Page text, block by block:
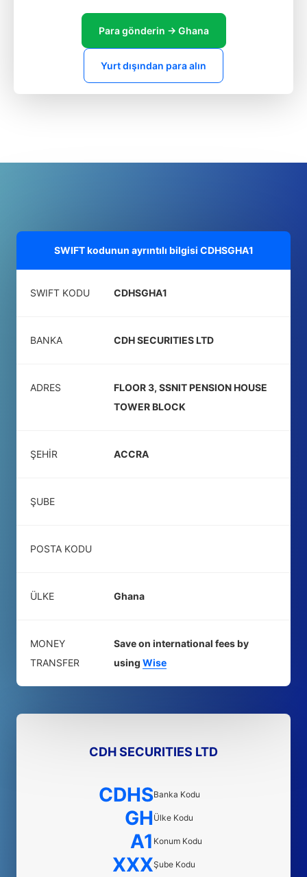
Para gönderin → Ghana
Yurt dışından para alın
SWIFT kodunun ayrıntılı bilgisi CDHSGHA1
SWIFT KODU CDHSGHA1
BANKA CDH SECURITIES LTD
ADRES
FLOOR 3, SSNIT PENSION HOUSE
TOWER BLOCK
ŞEHIR ACCRA
ŞUBE
POSTA KODU
ÜLKE Ghana
MONEY
TRANSFER
Save on international fees by
using Wise
CDH SECURITIES LTD
CDHSBanka Kodu
GHÜlke Kodu
A1 Konum Kodu
XXXŞube Kodu